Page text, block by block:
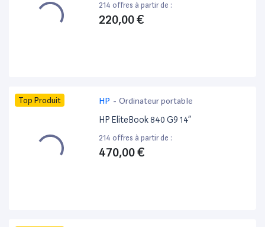
214 offres à partir de :
220,00 €
Top Produit HP - Ordinateur portable
HP EliteBook 840 G9 14”
214 offres à partir de :
470,00 €